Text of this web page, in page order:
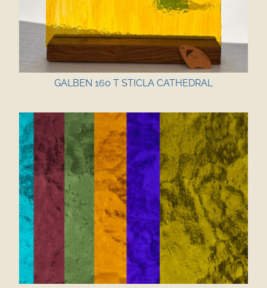
GALBEN 160 T STICLA CATHEDRAL